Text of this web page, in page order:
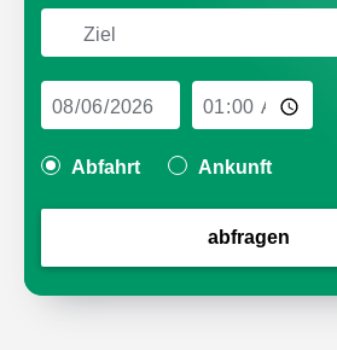
Abfahrt Ankunft
abfragen